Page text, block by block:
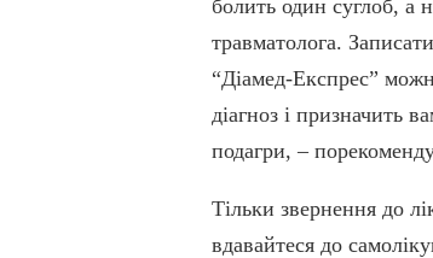
болить один суглоб, а
травматолога.
“Діамед-Експрес”
діагноз і призначить
подагри, –
Тільки звернення до
вдавайтеся до